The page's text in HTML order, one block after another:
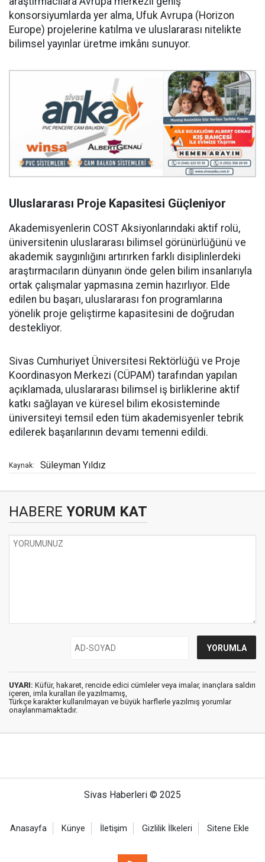
konsorsiyumlarda yer alma, Ufuk Avrupa (Horizon
Europe) projelerine katılma ve uluslararası nitelikte
bilimsel yayınlar üretme imkânı sunuyor.
Uluslararası Proje Kapasitesi Güçleniyor
Akademisyenlerin COST Aksiyonlarındaki aktif rolü,
üniversitenin uluslararası bilimsel görünürlüğünü ve
akademik saygınlığını artırırken farklı disiplinlerdeki
araştırmacıların dünyanın önde gelen bilim insanlarıyla
ortak çalışmalar yapmasına zemin hazırlıyor. Elde
edilen bu başarı, uluslararası fon programlarına
yönelik proje geliştirme kapasitesini de doğrudan
destekliyor.
Sivas Cumhuriyet Üniversitesi Rektörlüğü ve Proje
Koordinasyon Merkezi (CÜPAM) tarafından yapılan
açıklamada, uluslararası bilimsel iş birliklerine aktif
katkı sağlayan ve küresel bilim ekosisteminde
üniversiteyi temsil eden tüm akademisyenler tebrik
edilerek başarılarının devamı temenni edildi.
Kaynak: Süleyman Yıldız
HABERE YORUM KAT
UYARI: Küfür, hakaret, rencide edici cümleler veya imalar, inançlara saldırı
içeren, imla kuralları ile yazılmamış,
Türkçe karakter kullanılmayan ve büyük harflerle yazılmış yorumlar
onaylanmamaktadır.
Sivas Haberleri © 2025
Anasayfa Künye İletişim Gizlilik İlkeleri Sitene Ekle